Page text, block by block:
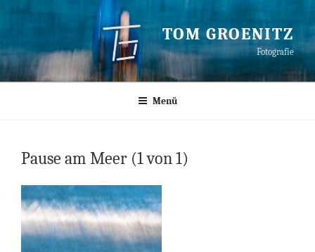
TOM GROENITZ
Fotografie
Menü
Pause am Meer (1 von 1)